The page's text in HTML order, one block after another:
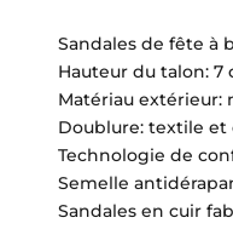
Sandales de fête à
Hauteur du talon: 7
Matériau extérieur:
Doublure: textile et
Technologie de
Semelle
Sandales en cuir